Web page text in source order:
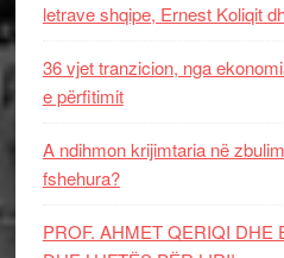
letrave shqipe, Ernest Koliqit
36 vjet tranzicion, nga
e përfitimit
A ndihmon krijimtaria në
fshehura?
PROF. AHMET QERIQI